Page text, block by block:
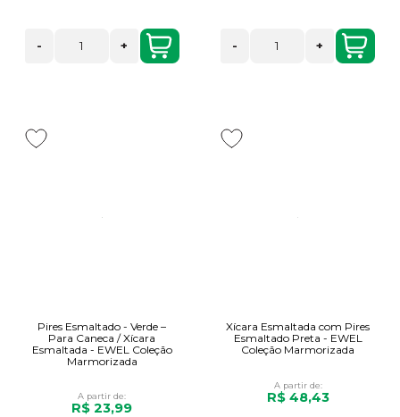
- + - +
Pires Esmaltado - Verde –
Para Caneca / Xícara
Esmaltada - EWEL Coleção
Marmorizada
A partir de:
R$ 23,99
Xícara Esmaltada com Pires
Esmaltado Preta - EWEL
Coleção Marmorizada
A partir de:
R$ 48,43